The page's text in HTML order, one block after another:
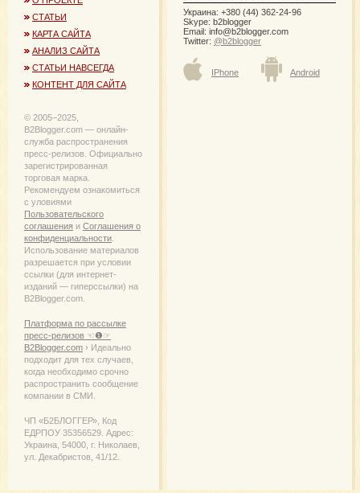
СТАТЬИ
КАРТА САЙТА
АНАЛИЗ САЙТА
СТАТЬИ НАВСЕГДА
КОНТЕНТ ДЛЯ САЙТА
© 2005−2025,
B2Blogger.com — онлайн-
служба распространения
пресс-релизов. Официально
зарегистрированная
торговая марка.
Рекомендуем ознакомиться
с уловиями
Пользовательского
соглашения и Соглашения о
конфиденциальности.
Использование материалов
разрешается при условии
ссылки (для интернет-
изданий — гиперссылки) на
B2Blogger.com.
Платформа по рассылке
пресс-релизов ☜❶☞
B2Blogger.com › Идеально
подходит для тех случаев,
когда необходимо срочно
распространить сообщение
компании в СМИ.
ЧП «Б2БЛОГГЕР», Код
ЕДРПОУ 35356529. Адрес:
Украина, 54000, г. Николаев,
ул. Декабристов, 41/12.
Украина: +380 (44) 362-24-96
Skype: b2blogger
Email: info@b2blogger.com
Twitter: @b2blogger
IPhone Android